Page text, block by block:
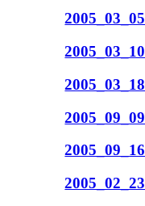
2005_03_05
2005_03_10
2005_03_18
2005_09_09
2005_09_16
2005_02_23